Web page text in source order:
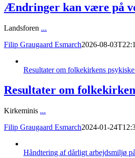
Ændringer kan være på
Landsforen ...
Filip Graugaard Esmarch2026-08-
Resultater om folkekirkens
Resultater om
Kirkeminis ...
Filip Graugaard Esmarch2024-01-
Håndtering af dårligt arbejdsmiljø